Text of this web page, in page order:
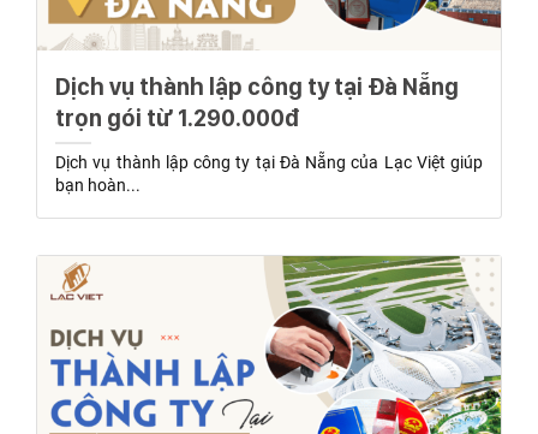
Dịch vụ thành lập công ty tại Đà Nẵng
trọn gói từ 1.290.000đ
Dịch vụ thành lập công ty tại Đà Nẵng của Lạc Việt giúp
bạn hoàn...